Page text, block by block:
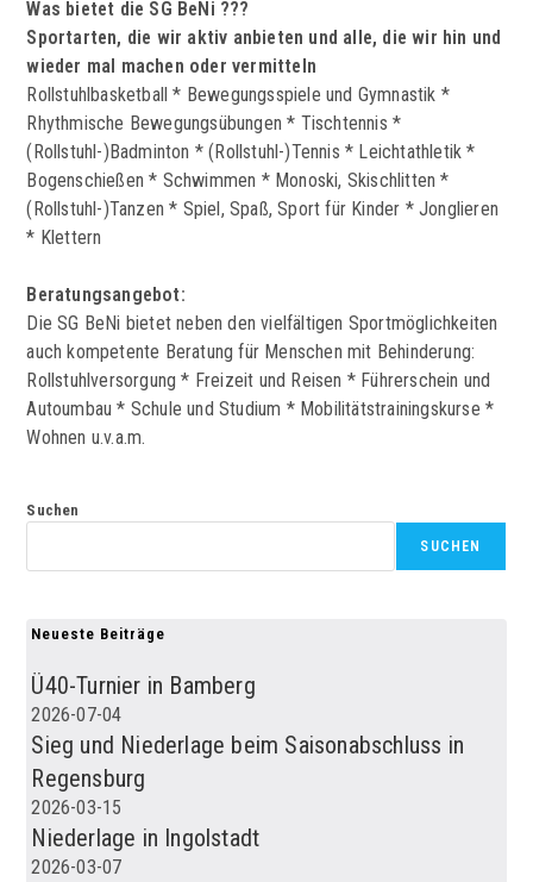
Was bietet die SG BeNi ???
Sportarten, die wir aktiv anbieten und alle, die wir hin und
wieder mal machen oder vermitteln
Rollstuhlbasketball * Bewegungsspiele und Gymnastik *
Rhythmische Bewegungsübungen * Tischtennis *
(Rollstuhl-)Badminton * (Rollstuhl-)Tennis * Leichtathletik *
Bogenschießen * Schwimmen * Monoski, Skischlitten *
(Rollstuhl-)Tanzen * Spiel, Spaß, Sport für Kinder * Jonglieren
* Klettern
Beratungsangebot:
Die SG BeNi bietet neben den vielfältigen Sportmöglichkeiten
auch kompetente Beratung für Menschen mit Behinderung:
Rollstuhlversorgung * Freizeit und Reisen * Führerschein und
Autoumbau * Schule und Studium * Mobilitätstrainingskurse *
Wohnen u.v.a.m.
Suchen
SUCHEN
Neueste Beiträge
Ü40-Turnier in Bamberg
2026-07-04
Sieg und Niederlage beim Saisonabschluss in
Regensburg
2026-03-15
Niederlage in Ingolstadt
2026-03-07